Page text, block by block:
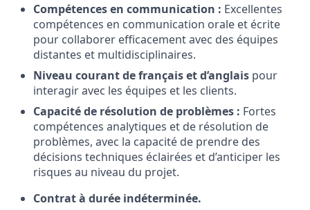
Compétences en communication : Excellentes
compétences en communication orale et écrite
pour collaborer efficacement avec des équipes
distantes et multidisciplinaires.
Niveau courant de français et d’anglais pour
interagir avec les équipes et les clients.
Capacité de résolution de problèmes : Fortes
compétences analytiques et de résolution de
problèmes, avec la capacité de prendre des
décisions techniques éclairées et d’anticiper les
risques au niveau du projet.
Contrat à durée indéterminée.